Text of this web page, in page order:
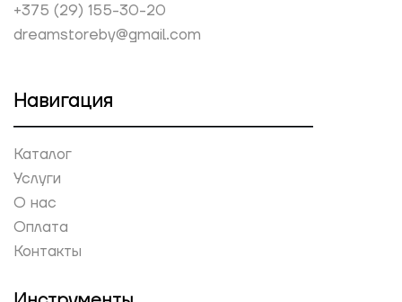
+375 (29) 155-30-20
dreamstoreby@gmail.com
Навигация
Каталог
Услуги
О нас
Оплата
Контакты